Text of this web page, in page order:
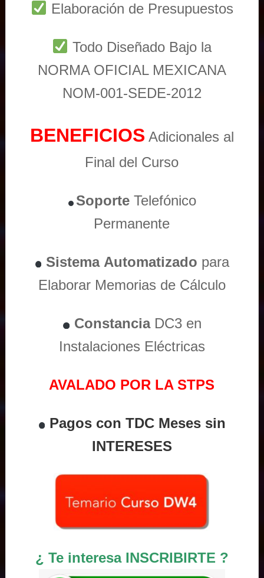
Elaboración de Presupuestos
Todo Diseñado Bajo la
NORMA OFICIAL MEXICANA
NOM-001-SEDE-2012
BENEFICIOS Adicionales al
Final del Curso
Soporte Telefónico
Permanente
Sistema Automatizado para
Elaborar Memorias de Cálculo
ConstanciaDC3 en
Instalaciones Eléctricas
AVALADO POR LA STPS
Pagos con TDC Meses sin
INTERESES
¿ Te interesa INSCRIBIRTE ?